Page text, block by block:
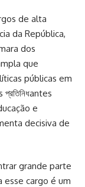
de alta
da República,
dos
que
públicas em
decisiva de
grande parte
esse cargo é um